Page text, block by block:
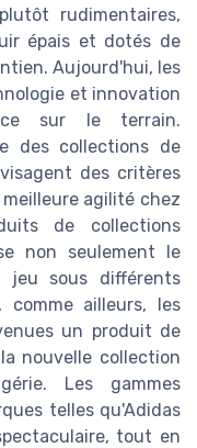
rudimentaires,
épais et dotés de
Aujourd'hui, les
et innovation
sur le terrain.
des collections de
des critères
agilité chez
de collections
non seulement le
jeu sous différents
comme ailleurs, les
un produit de
nouvelle collection
Les gammes
telles qu'Adidas
tout en